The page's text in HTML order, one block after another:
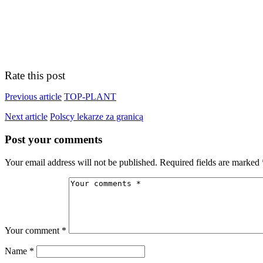
Rate this post
Previous article TOP-PLANT
Next article Polscy lekarze za granicą
Post your comments
Your email address will not be published. Required fields are marked
Your comment *
Name *